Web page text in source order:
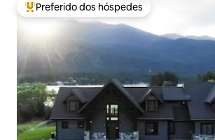
Entre os melhores preferidos dos hóspedes
Preferido dos hóspedes